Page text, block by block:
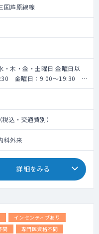
国芦原線線
・木・金・土曜日 金曜日以
金曜日：9:00～19:30 ※
込・交通費別）
科外来
詳細をみる
インセンティブあり
問
専門医資格不問